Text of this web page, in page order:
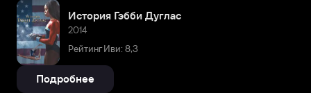
История Гэбби Дуглас
2014
Рейтинг Иви: 8,3
Подробнее